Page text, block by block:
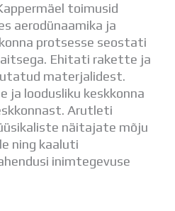
toimusid
aerodünaamika ja
protsesse seostati
Ehitati rakette ja
materjalidest.
ja loodusliku keskkonna
Arutleti
näitajate mõju
ning kaaluti
inimtegevuse